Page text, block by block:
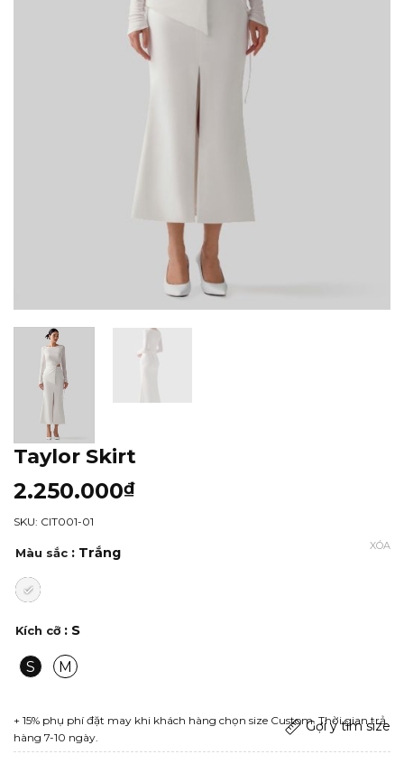
Taylor Skirt
2.250.000₫
SKU: CIT001-01
Màu sắc : Trắng
Kích cỡ : S
S M
XÓA
+ 15% phụ phí đặt may khi khách hàng chọn size Custom. Thời gian trả
hàng 7-10 ngày.
Gợi ý tìm size